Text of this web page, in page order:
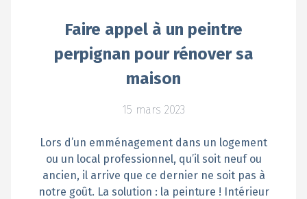
Faire appel à un peintre
perpignan pour rénover sa
maison
15 mars 2023
Lors d’un emménagement dans un logement
ou un local professionnel, qu’il soit neuf ou
ancien, il arrive que ce dernier ne soit pas à
notre goût. La solution : la peinture ! Intérieur